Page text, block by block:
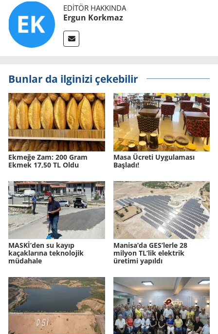
EDITÖR HAKKINDA
Ergun Korkmaz
Bunlar da ilginizi çekebilir
Ek­me­ğe Zam: 200 Gram
Ekmek 17,50 TL Oldu
Masa Ücreti Uygulaması
Başladı!
MASKİ’den su kayıp
kaçaklarına teknolojik
müdahale
Manisa’da GES’lerle 28
milyon TL’lik elektrik
üretimi yapıldı